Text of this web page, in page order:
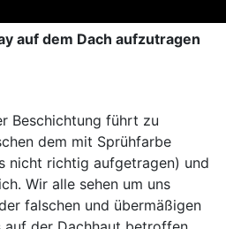
auf dem Dach aufzutragen
Beschichtung führt zu
dem mit Sprühfarbe
nicht richtig aufgetragen) und
Wir alle sehen um uns
falschen und übermäßigen